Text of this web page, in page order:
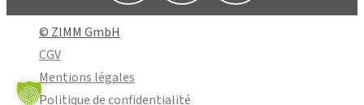
© ZIMM GmbH
CGV
Mentions légales
Politique de confidentialité